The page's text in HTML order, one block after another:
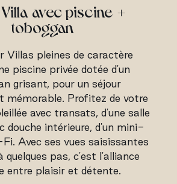
avec piscine +
toboggan
Villas pleines de caractère
piscine privée dotée d'un
grisant, pour un séjour
mémorable. Profitez de votre
avec transats, d'une salle
douche intérieure, d'un mini-
Avec ses vues saisissantes
quelques pas, c'est l'alliance
entre plaisir et détente.